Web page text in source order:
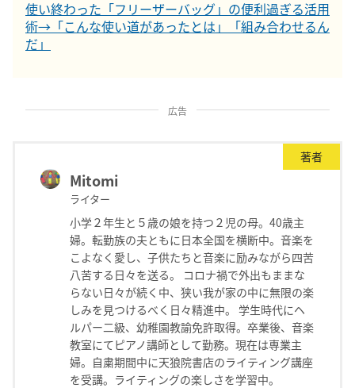
使い終わった「フリーザーバッグ」の便利過ぎる活用
術→「こんな使い道があったとは」「組み合わせるん
だ」
広告
著者
Mitomi
ライター
小学２年生と５歳の娘を持つ２児の母。40歳主
婦。転勤族の夫ともに日本全国を横断中。音楽を
こよなく愛し、子供たちと音楽に励みながら四苦
八苦する日々を送る。 コロナ禍で外出もままな
らない日々が続く中、狭い我が家の中に無限の楽
しみを見つけるべく日々精進中。 学生時代にヘ
ルパー二級、幼稚園教諭免許取得。卒業後、音楽
教室にてピアノ講師として勤務。現在は専業主
婦。自粛期間中に天狼院書店のライティング講座
を受講。ライティングの楽しさを学習中。